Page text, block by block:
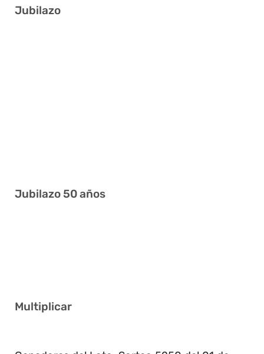
Jubilazo
Jubilazo 50 años
Multiplicar